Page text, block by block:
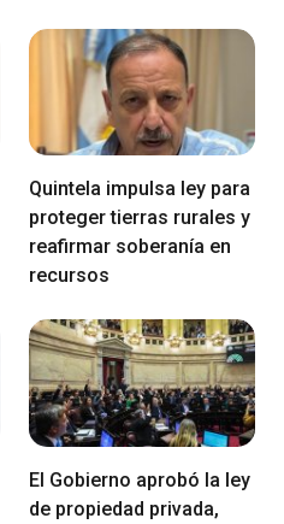
Quintela impulsa ley para
proteger tierras rurales y
reafirmar soberanía en
recursos
El Gobierno aprobó la ley
de propiedad privada,